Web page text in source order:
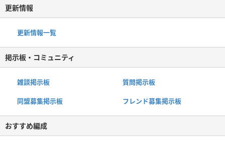
更新情報
更新情報一覧
掲示板・コミュニティ
雑談掲示板 質問掲示板
同盟募集掲示板 フレンド募集掲示板
おすすめ編成